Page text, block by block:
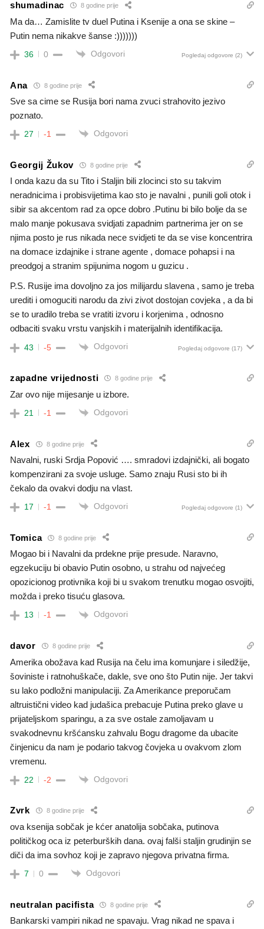
shumadinac 8 godine prije
Ma da… Zamislite tv duel Putina i Ksenije a ona se skine –
Putin nema nikakve šanse :)))))))
36 0 Odgovori Pogledaj odgovore (2)
Ana 8 godine prije
Sve sa cime se Rusija bori nama zvuci strahovito jezivo
poznato.
27 -1 Odgovori
Georgij Žukov 8 godine prije
I onda kazu da su Tito i Staljin bili zlocinci sto su takvim
neradnicima i probisvijetima kao sto je navalni , punili goli otok i
sibir sa akcentom rad za opce dobro .Putinu bi bilo bolje da se
malo manje pokusava svidjati zapadnim partnerima jer on se
njima posto je rus nikada nece svidjeti te da se vise koncentrira
na domace izdajnike i strane agente , domace pohapsi i na
preodgoj a stranim spijunima nogom u guzicu .
P.S. Rusije ima dovoljno za jos milijardu slavena , samo je treba
urediti i omoguciti narodu da zivi zivot dostojan covjeka , a da bi
se to uradilo treba se vratiti izvoru i korjenima , odnosno
odbaciti svaku vrstu vanjskih i materijalnih identifikacija.
43 -5 Odgovori Pogledaj odgovore (17)
zapadne vrijednosti 8 godine prije
Zar ovo nije mijesanje u izbore.
21 -1 Odgovori
Alex 8 godine prije
Navalni, ruski Srdja Popović …. smradovi izdajnički, ali bogato
kompenzirani za svoje usluge. Samo znaju Rusi sto bi ih
čekalo da ovakvi dodju na vlast.
17 -1 Odgovori Pogledaj odgovore (1)
Tomica 8 godine prije
Mogao bi i Navalni da prdekne prije presude. Naravno,
egzekuciju bi obavio Putin osobno, u strahu od najvećeg
opozicionog protivnika koji bi u svakom trenutku mogao osvojiti,
možda i preko tisuću glasova.
13 -1 Odgovori
davor 8 godine prije
Amerika obožava kad Rusija na čelu ima komunjare i siledžije,
šoviniste i ratnohuškače, dakle, sve ono što Putin nije. Jer takvi
su lako podložni manipulaciji. Za Amerikance preporučam
altruistični video kad judašica prebacuje Putina preko glave u
prijateljskom sparingu, a za sve ostale zamoljavam u
svakodnevnu kršćansku zahvalu Bogu dragome da ubacite
činjenicu da nam je podario takvog čovjeka u ovakvom zlom
vremenu.
22 -2 Odgovori
Zvrk 8 godine prije
ova ksenija sobčak je kćer anatolija sobčaka, putinova
političkog oca iz peterburških dana. ovaj falši staljin grudinjin se
diči da ima sovhoz koji je zapravo njegova privatna firma.
7 0 Odgovori
neutralan pacifista 8 godine prije
Bankarski vampiri nikad ne spavaju. Vrag nikad ne spava i